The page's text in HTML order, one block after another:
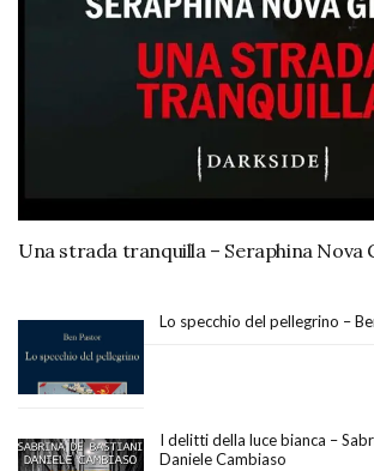
Una strada tranquilla – Seraphina Nova
Lo specchio del pellegrino –
I delitti della luce bianca –
Daniele Cambiaso